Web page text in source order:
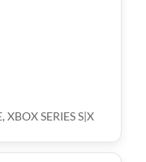
SERIES S|X